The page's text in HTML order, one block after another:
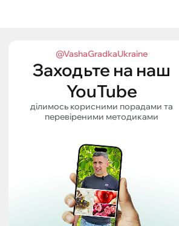
@VashaGradkaUkraine
Заходьте на наш
YouTube
ділимось корисними порадами та
перевіреними методиками